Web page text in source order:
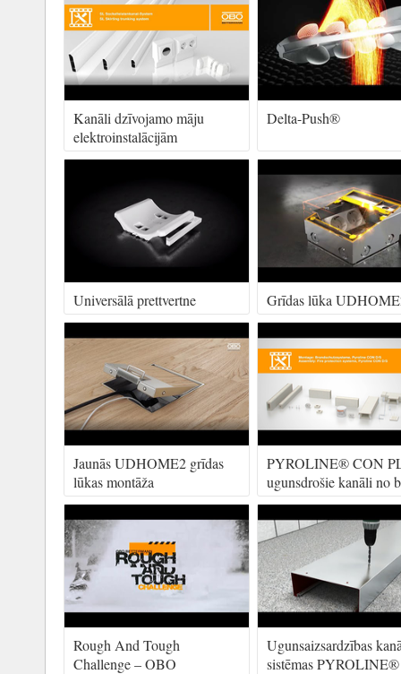
Kanāli dzīvojamo māju
elektroinstalācijām
Delta-Push®
Universālā prettvertne Grīdas lūka
Jaunās UDHOME2 grīdas
lūkas montāža
PYROLINE® CON
ugunsdrošie kanāli no
Rough And Tough
Challenge – OBO
Ugunsaizsardzības
sistēmas PYROLINE®